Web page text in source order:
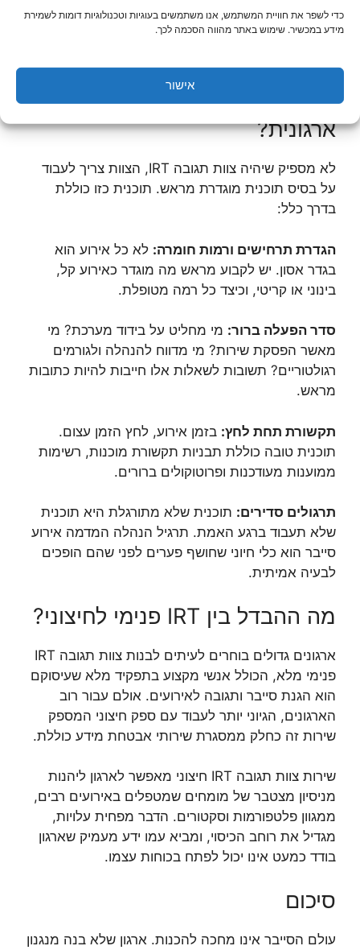
כדי לשפר את חוויית המשתמש, אנו משתמשים בעוגיות וטכנולוגיות דומות לשמירת
מידע במכשיר. שימוש באתר מהווה הסכמה לכך.
אישור
מוניטין הארגון.צוות תגובה IRT
מביא יכולת להתמודד
עם כל אחד מהמישורים הללו בצורה מתואמת
מה צריך לכלול תוכנית תגובה
ארגונית?
לא מספיק שיהיה צוות תגובה IRT, הצוות צריך לעבוד
על בסיס תוכנית מוגדרת מראש. תוכנית כזו כוללת
בדרך כלל:
הגדרת תרחישים ורמות חומרה: לא כל אירוע הוא
בגדר אסון. יש לקבוע מראש מה מוגדר כאירוע קל,
בינוני או קריטי, וכיצד כל רמה מטופלת.
סדר הפעלה ברור: מי מחליט על בידוד מערכת? מי
מאשר הפסקת שירות? מי מדווח להנהלה ולגורמים
רגולטוריים? תשובות לשאלות אלו חייבות להיות כתובות
מראש.
תקשורת תחת לחץ: בזמן אירוע, לחץ הזמן עצום.
תוכנית טובה כוללת תבניות תקשורת מוכנות, רשימות
ממוענות מעודכנות ופרוטוקולים ברורים.
תרגולים סדירים: תוכנית שלא מתורגלת היא תוכנית
שלא תעבוד ברגע האמת. תרגיל הנהלה המדמה אירוע
סייבר הוא כלי חיוני שחושף פערים לפני שהם הופכים
לבעיה אמיתית.
מה ההבדל בין IRT פנימי לחיצוני?
ארגונים גדולים בוחרים לעיתים לבנות צוות תגובה IRT
פנימי מלא, הכולל אנשי מקצוע בתפקיד מלא שעיסוקם
הוא הגנת סייבר ותגובה לאירועים. אולם עבור רוב
הארגונים, הגיוני יותר לעבוד עם ספק חיצוני המספק
שירות זה כחלק ממסגרת שירותי אבטחת מידע כוללת.
שירות צוות תגובה IRT חיצוני מאפשר לארגון ליהנות
מניסיון מצטבר של מומחים שמטפלים באירועים רבים,
ממגוון פלטפורמות וסקטורים. הדבר מפחית עלויות,
מגדיל את רוחב הכיסוי, ומביא עמו ידע מעמיק שארגון
בודד כמעט אינו יכול לפתח בכוחות עצמו.
סיכום
עולם הסייבר אינו מחכה להכנות. ארגון שלא בנה מנגנון